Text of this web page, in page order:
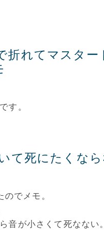
折れてマスター
す。
て死にたくな
でメモ。
音が小さくて死なない。